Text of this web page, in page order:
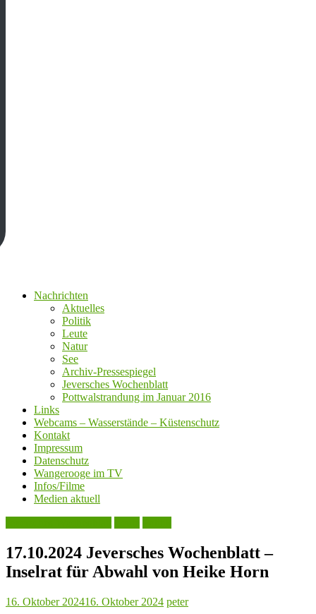
Nachrichten
Aktuelles
Politik
Leute
Natur
See
Archiv-Pressespiegel
Jeversches Wochenblatt
Pottwalstrandung im Januar 2016
Links
Webcams – Wasserstände – Küstenschutz
Kontakt
Impressum
Datenschutz
Wangerooge im TV
Infos/Filme
Medien aktuell
17.10.2024 Jeversches Wochenblatt –
Inselrat für Abwahl von Heike Horn
16. Oktober 202416. Oktober 2024 peter